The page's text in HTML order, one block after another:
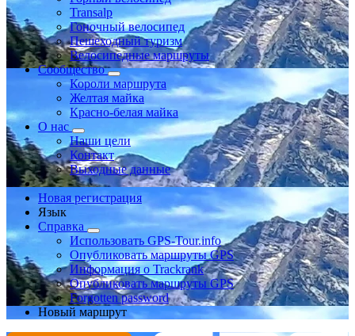
Transalp
Гоночный велосипед
Пешеходный туризм
Велосипедные маршруты
Сообщество
Короли маршрута
Желтая майка
Красно-белая майка
О нас
Наши цели
Контакт
Выходные данные
Новая регистрация
Язык
Справка
Использовать GPS-Tour.info
Опубликовать маршруты GPS
Информация о Trackrank
Опубликовать маршруты GPS
Forgotten password
Новый маршрут